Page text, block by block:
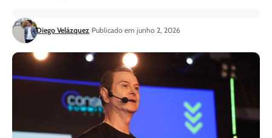
Diego Velázquez Publicado em junho 2, 2026